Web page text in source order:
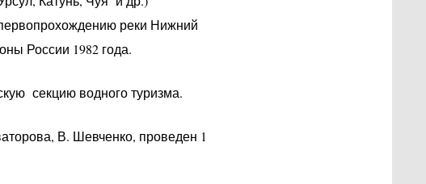
реки Нижний
России 1982 года.
секцию водного туризма.
В. Шевченко, проведен 1